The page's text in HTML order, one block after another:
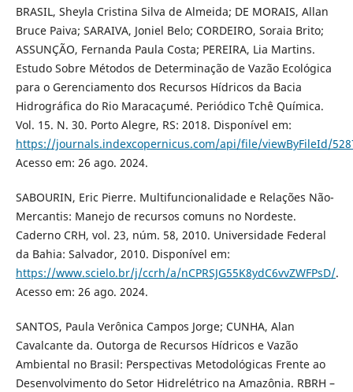
BRASIL, Sheyla Cristina Silva de Almeida; DE MORAIS, Allan
Bruce Paiva; SARAIVA, Joniel Belo; CORDEIRO, Soraia Brito;
ASSUNÇÃO, Fernanda Paula Costa; PEREIRA, Lia Martins.
Estudo Sobre Métodos de Determinação de Vazão Ecológica
para o Gerenciamento dos Recursos Hídricos da Bacia
Hidrográfica do Rio Maracaçumé. Periódico Tchê Química.
Vol. 15. N. 30. Porto Alegre, RS: 2018. Disponível em:
https://journals.indexcopernicus.com/api/file/viewByFileId/
Acesso em: 26 ago. 2024.
SABOURIN, Eric Pierre. Multifuncionalidade e Relações Não-
Mercantis: Manejo de recursos comuns no Nordeste.
Caderno CRH, vol. 23, núm. 58, 2010. Universidade Federal
da Bahia: Salvador, 2010. Disponível em:
https://www.scielo.br/j/ccrh/a/nCPRSJG55K8ydC6vvZWFPsD/.
Acesso em: 26 ago. 2024.
SANTOS, Paula Verônica Campos Jorge; CUNHA, Alan
Cavalcante da. Outorga de Recursos Hídricos e Vazão
Ambiental no Brasil: Perspectivas Metodológicas Frente ao
Desenvolvimento do Setor Hidrelétrico na Amazônia. RBRH –